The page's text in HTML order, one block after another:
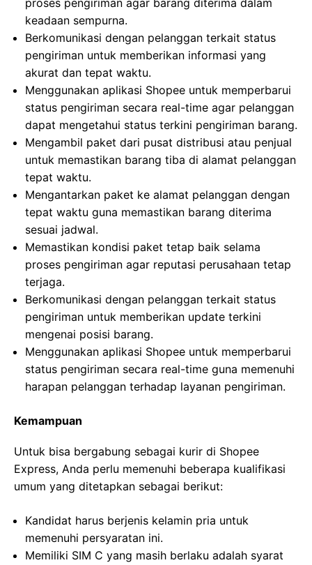
proses pengiriman agar barang diterima dalam
keadaan sempurna.
Berkomunikasi dengan pelanggan terkait status
pengiriman untuk memberikan informasi yang
akurat dan tepat waktu.
Menggunakan aplikasi Shopee untuk memperbarui
status pengiriman secara real-time agar pelanggan
dapat mengetahui status terkini pengiriman barang.
Mengambil paket dari pusat distribusi atau penjual
untuk memastikan barang tiba di alamat pelanggan
tepat waktu.
Mengantarkan paket ke alamat pelanggan dengan
tepat waktu guna memastikan barang diterima
sesuai jadwal.
Memastikan kondisi paket tetap baik selama
proses pengiriman agar reputasi perusahaan tetap
terjaga.
Berkomunikasi dengan pelanggan terkait status
pengiriman untuk memberikan update terkini
mengenai posisi barang.
Menggunakan aplikasi Shopee untuk memperbarui
status pengiriman secara real-time guna memenuhi
harapan pelanggan terhadap layanan pengiriman.
Kemampuan
Untuk bisa bergabung sebagai kurir di Shopee
Express, Anda perlu memenuhi beberapa kualifikasi
umum yang ditetapkan sebagai berikut:
Kandidat harus berjenis kelamin pria untuk
memenuhi persyaratan ini.
Memiliki SIM C yang masih berlaku adalah syarat